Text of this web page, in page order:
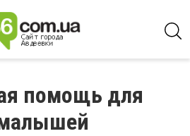
помощь для